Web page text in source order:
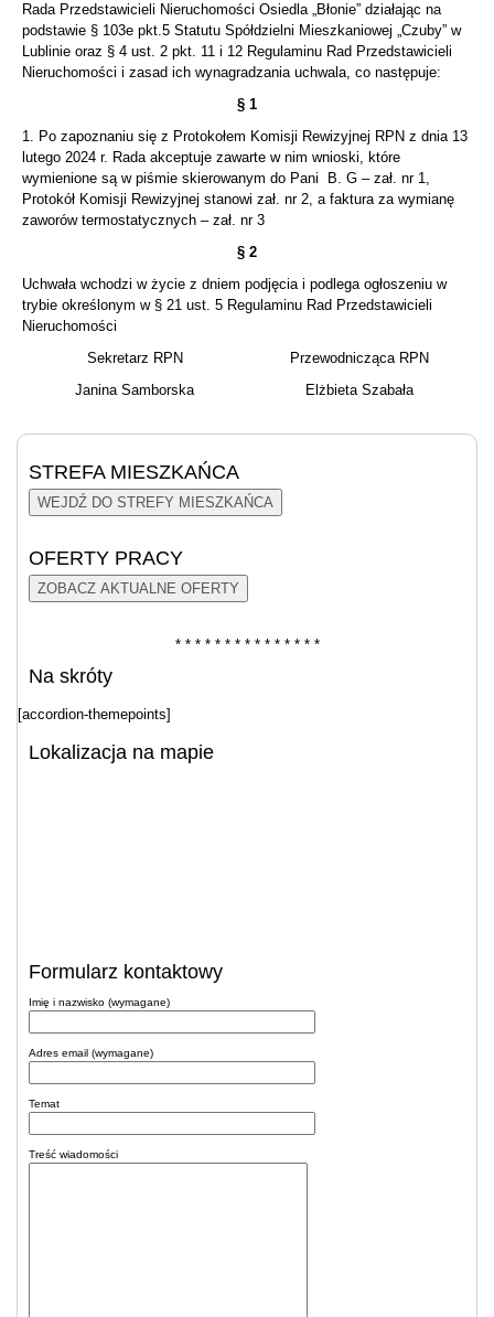
Rada Przedstawicieli Nieruchomości Osiedla „Błonie” działając na
podstawie § 103e pkt.5 Statutu Spółdzielni Mieszkaniowej „Czuby” w
Lublinie oraz § 4 ust. 2 pkt. 11 i 12 Regulaminu Rad Przedstawicieli
Nieruchomości i zasad ich wynagradzania uchwala, co następuje:
§ 1
1. Po zapoznaniu się z Protokołem Komisji Rewizyjnej RPN z dnia 13
lutego 2024 r. Rada akceptuje zawarte w nim wnioski, które
wymienione są w piśmie skierowanym do Pani B. G – zał. nr 1,
Protokół Komisji Rewizyjnej stanowi zał. nr 2, a faktura za wymianę
zaworów termostatycznych – zał. nr 3
§ 2
Uchwała wchodzi w życie z dniem podjęcia i podlega ogłoszeniu w
trybie określonym w § 21 ust. 5 Regulaminu Rad Przedstawicieli
Nieruchomości
Sekretarz RPN
Janina Samborska
Przewodnicząca RPN
Elżbieta Szabała
STREFA MIESZKAŃCA
WEJDŹ DO STREFY MIESZKAŃCA
OFERTY PRACY
ZOBACZ AKTUALNE OFERTY
* * * * * * * * * * * * * * *
Na skróty
[accordion-themepoints]
Lokalizacja na mapie
Formularz kontaktowy
Imię i nazwisko (wymagane)
Adres email (wymagane)
Temat
Treść wiadomości